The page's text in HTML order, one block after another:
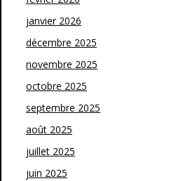
janvier 2026
décembre 2025
novembre 2025
octobre 2025
septembre 2025
août 2025
juillet 2025
juin 2025